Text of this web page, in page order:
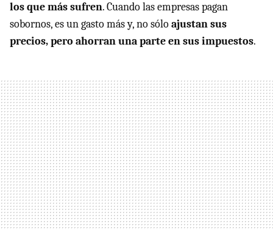
los que más sufren. Cuando las empresas pagan
sobornos, es un gasto más y, no sóloajustan sus
precios, pero ahorran una parte en sus impuestos.